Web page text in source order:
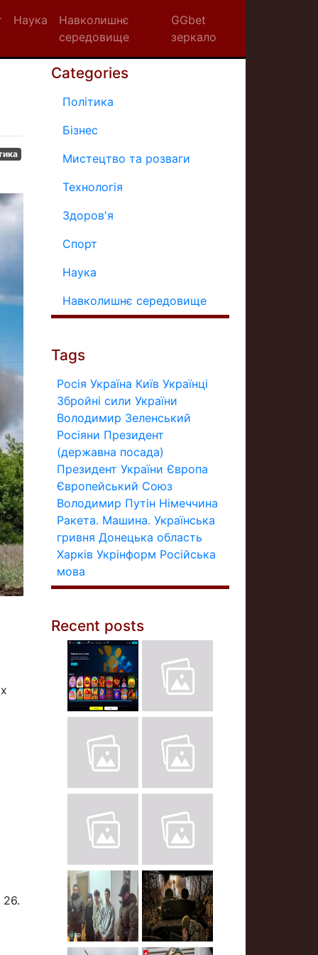
Наука
Навколишнє
середовище
GGbet
зеркало
26.
Categories
Політика
Бізнес
Мистецтво та розваги
Технологія
Здоров'я
Спорт
Наука
Навколишнє середовище
Tags
Росія Україна Київ Українці
Збройні сили України
Володимир Зеленський
Росіяни Президент
(державна посада)
Президент України Європа
Європейський Союз
Володимир Путін Німеччина
Ракета. Машина. Українська
гривня Донецька область
Харків Укрінформ Російська
мова
Recent posts